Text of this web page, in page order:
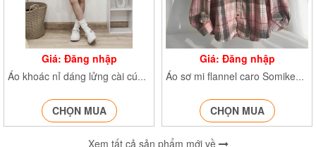
Giá: Đăng nhập
Áo khoác nỉ dáng lửng cài cúc Aokhoacni40599
CHỌN MUA
Giá: Đăng nhập
Áo sơ mi flannel caro Somikemu0525
CHỌN MUA
Xem tất cả sản phẩm mới về